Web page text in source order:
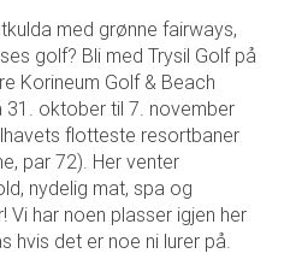
med grønne fairways,
golf? Bli med Trysil Golf på
Korineum Golf & Beach
31. oktober til 7. november
flotteste resortbaner
par 72). Her venter
nydelig mat, spa og
har noen plasser igjen her
hvis det er noe ni lurer på.